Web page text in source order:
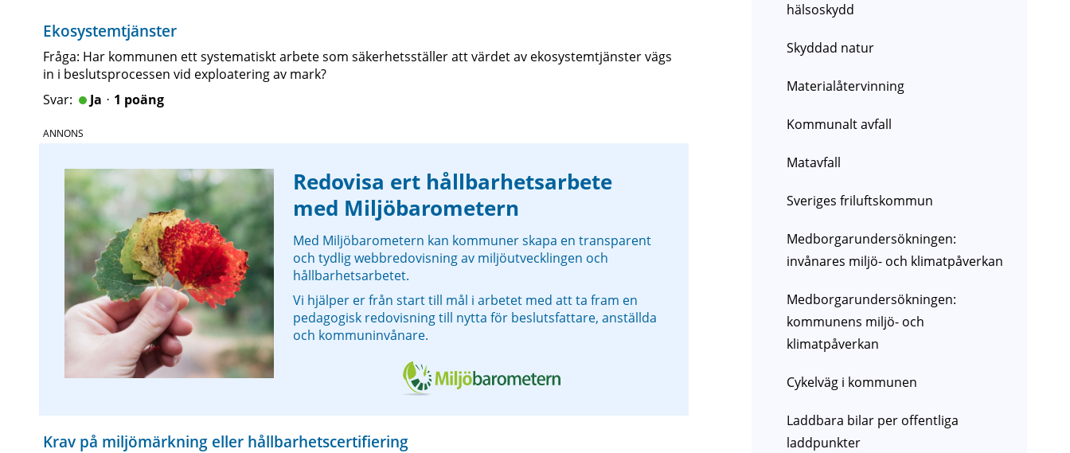
Ekosystemtjänster
Fråga: Har kommunen ett systematiskt arbete som säkerhetsställer att värdet av ekosystemtjänster vägs
in i beslutsprocessen vid exploatering av mark?
Jaᆞ1 poäng
Redovisa ert hållbarhetsarbete
med Miljöbarometern
Med Miljöbarometern kan kommuner skapa en transparent
och tydlig webbredovisning av miljöutvecklingen och
hållbarhetsarbetet.
Vi hjälper er från start till mål i arbetet med att ta fram en
pedagogisk redovisning till nytta för beslutsfattare, anställda
och kommuninvånare.
Krav på miljömärkning eller hållbarhetscertifiering
hälsoskydd
Skyddad natur
Materialåtervinning
Kommunalt avfall
Matavfall
Sveriges friluftskommun
Medborgarundersökningen:
invånares miljö- och klimatpåverkan
Medborgarundersökningen:
kommunens miljö- och
klimatpåverkan
Cykelväg i kommunen
Laddbara bilar per offentliga
laddpunkter